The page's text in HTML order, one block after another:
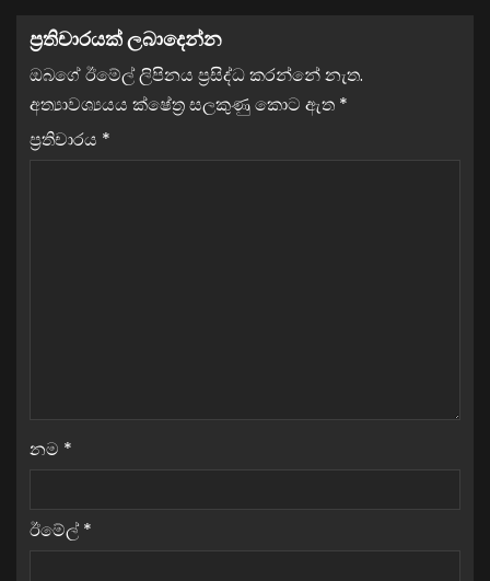
ප්‍රතිචාරයක් ලබාදෙන්න
ඔබගේ ඊමේල් ලිපිනය ප්‍රසිද්ධ කරන්නේ නැත.
අත්‍යාවශ්‍යයය ක්ෂේත්‍ර සලකුණු කොට ඇත *
ප්‍රතිචාරය *
නම *
ඊමේල් *